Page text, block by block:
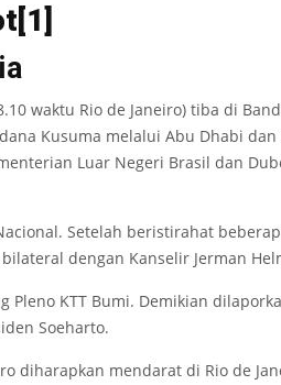
[1]
waktu Rio de Janeiro) tiba di
Kusuma melalui Abu Dhabi dan
Luar Negeri Brasil dan
Setelah beristirahat
dengan Kanselir Jerman
Pleno KTT Bumi. Demikian
Soeharto.
diharapkan mendarat di Rio de